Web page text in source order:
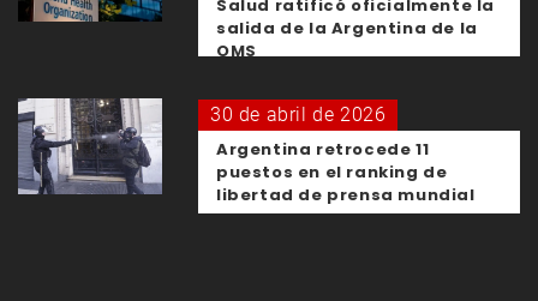
Salud ratificó oficialmente la
salida de la Argentina de la
OMS
30 de abril de 2026
Argentina retrocede 11
puestos en el ranking de
libertad de prensa mundial